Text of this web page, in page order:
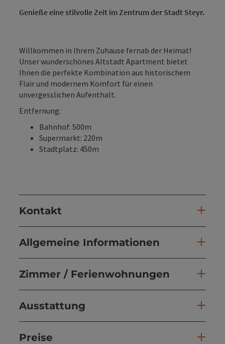
Genieße eine stilvolle Zeit im Zentrum der Stadt Steyr.
Willkommen in Ihrem Zuhause fernab der Heimat!
Unser wunderschönes Altstadt Apartment bietet
Ihnen die perfekte Kombination aus historischem
Flair und modernem Komfort für einen
unvergesslichen Aufenthalt.
Entfernung:
Bahnhof: 500m
Supermarkt: 220m
Stadtplatz: 450m
Kontakt
Allgemeine Informationen
Zimmer / Ferienwohnungen
Ausstattung
Preise